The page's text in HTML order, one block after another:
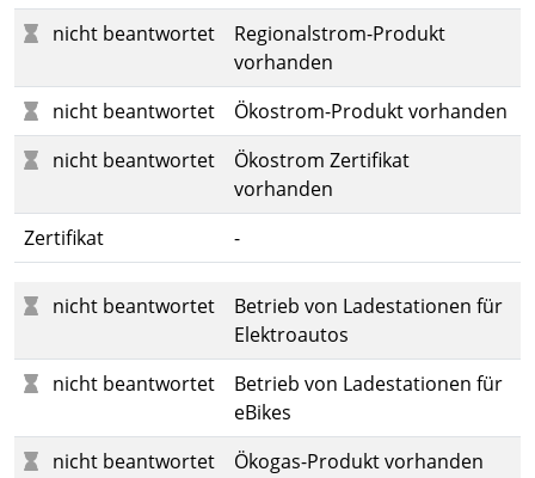
nicht beantwortet
Regionalstrom-Produkt
vorhanden
nicht beantwortet
Ökostrom-Produkt vorhanden
nicht beantwortet
Ökostrom Zertifikat
vorhanden
Zertifikat
-
nicht beantwortet
Betrieb von Ladestationen für
Elektroautos
nicht beantwortet
Betrieb von Ladestationen für
eBikes
nicht beantwortet
Ökogas-Produkt vorhanden